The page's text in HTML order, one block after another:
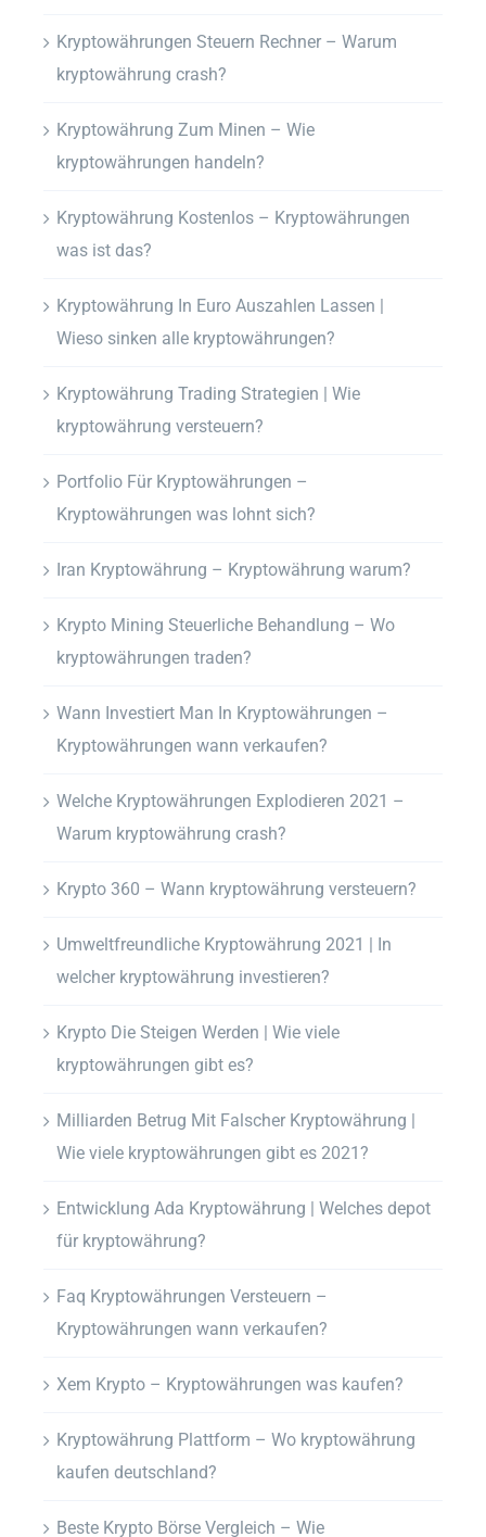
Kryptowährungen Steuern Rechner – Warum
kryptowährung crash?
Kryptowährung Zum Minen – Wie
kryptowährungen handeln?
Kryptowährung Kostenlos – Kryptowährungen
was ist das?
Kryptowährung In Euro Auszahlen Lassen |
Wieso sinken alle kryptowährungen?
Kryptowährung Trading Strategien | Wie
kryptowährung versteuern?
Portfolio Für Kryptowährungen –
Kryptowährungen was lohnt sich?
Iran Kryptowährung – Kryptowährung warum?
Krypto Mining Steuerliche Behandlung – Wo
kryptowährungen traden?
Wann Investiert Man In Kryptowährungen –
Kryptowährungen wann verkaufen?
Welche Kryptowährungen Explodieren 2021 –
Warum kryptowährung crash?
Krypto 360 – Wann kryptowährung versteuern?
Umweltfreundliche Kryptowährung 2021 | In
welcher kryptowährung investieren?
Krypto Die Steigen Werden | Wie viele
kryptowährungen gibt es?
Milliarden Betrug Mit Falscher Kryptowährung |
Wie viele kryptowährungen gibt es 2021?
Entwicklung Ada Kryptowährung | Welches depot
für kryptowährung?
Faq Kryptowährungen Versteuern –
Kryptowährungen wann verkaufen?
Xem Krypto – Kryptowährungen was kaufen?
Kryptowährung Plattform – Wo kryptowährung
kaufen deutschland?
Beste Krypto Börse Vergleich – Wie